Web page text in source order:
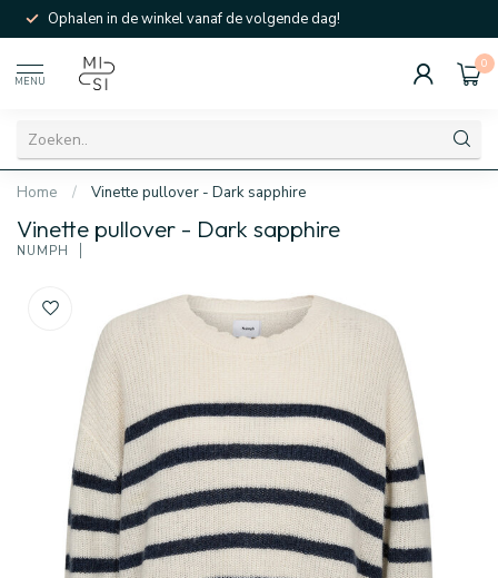
Ophalen in de winkel vanaf de volgende dag!
MENU
0
Home / Vinette pullover - Dark sapphire
Vinette pullover - Dark sapphire
NÜMPH